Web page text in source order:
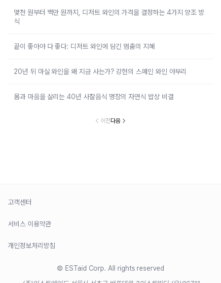
몇천 원부터 백만 원까지, 디저트 와인의 가격을 결정하는 4가지 양조 방
식
끝이 좋아야 다 좋다: 디저트 와인에 담긴 멈춤의 지혜
20년 뒤 마실 와인을 왜 지금 사는가? 강헌의 스페인 와인 야부리
몸과 마음을 살리는 40년 사찰음식 명장의 자연식 밥상 비결
이전다음
고객센터
서비스 이용약관
개인정보처리방침
© ESTaid Corp. All rights reserved